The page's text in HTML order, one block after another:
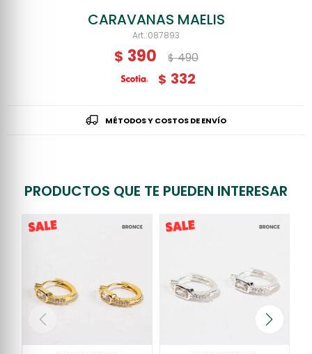
CARAVANAS MAELIS
087893
$ 390 $ 490
$ 332
MÉTODOS Y COSTOS DE ENVÍO
PRODUCTOS QUE TE PUEDEN INTERESAR